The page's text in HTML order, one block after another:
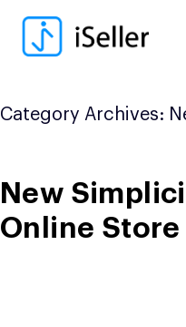
content
Category Archives:
New
Online Store